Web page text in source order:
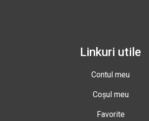
Linkuri utile
Contul meu
Coșul meu
Favorite